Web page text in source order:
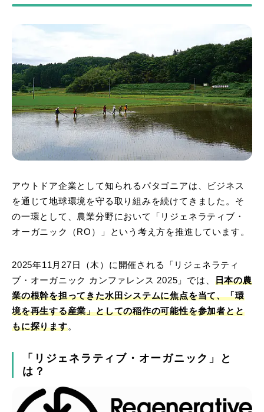
アウトドア企業として知られるパタゴニアは、ビジネス
を通じて地球環境を守る取り組みを続けてきました。そ
の一環として、農業分野において「リジェネラティブ・
オーガニック（RO）」という考え方を推進しています。
2025年11月27日（木）に開催される「リジェネラティ
ブ・オーガニック カンファレンス 2025」では、 日本の農
業の根幹を担ってきた水田システムに焦点を当て、「環
境を再生する産業」としての稲作の可能性を参加者とと
もに探ります。
「リジェネラティブ・オーガニック」と
は？